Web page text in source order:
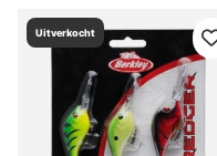
Uitverkocht